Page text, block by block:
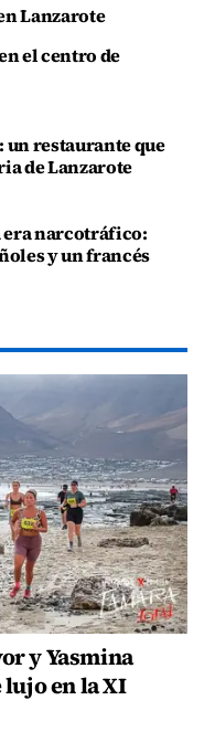
Lanzarote
el centro de
un restaurante que
de Lanzarote
era narcotráfico:
y un francés
y Yasmina
en la XI